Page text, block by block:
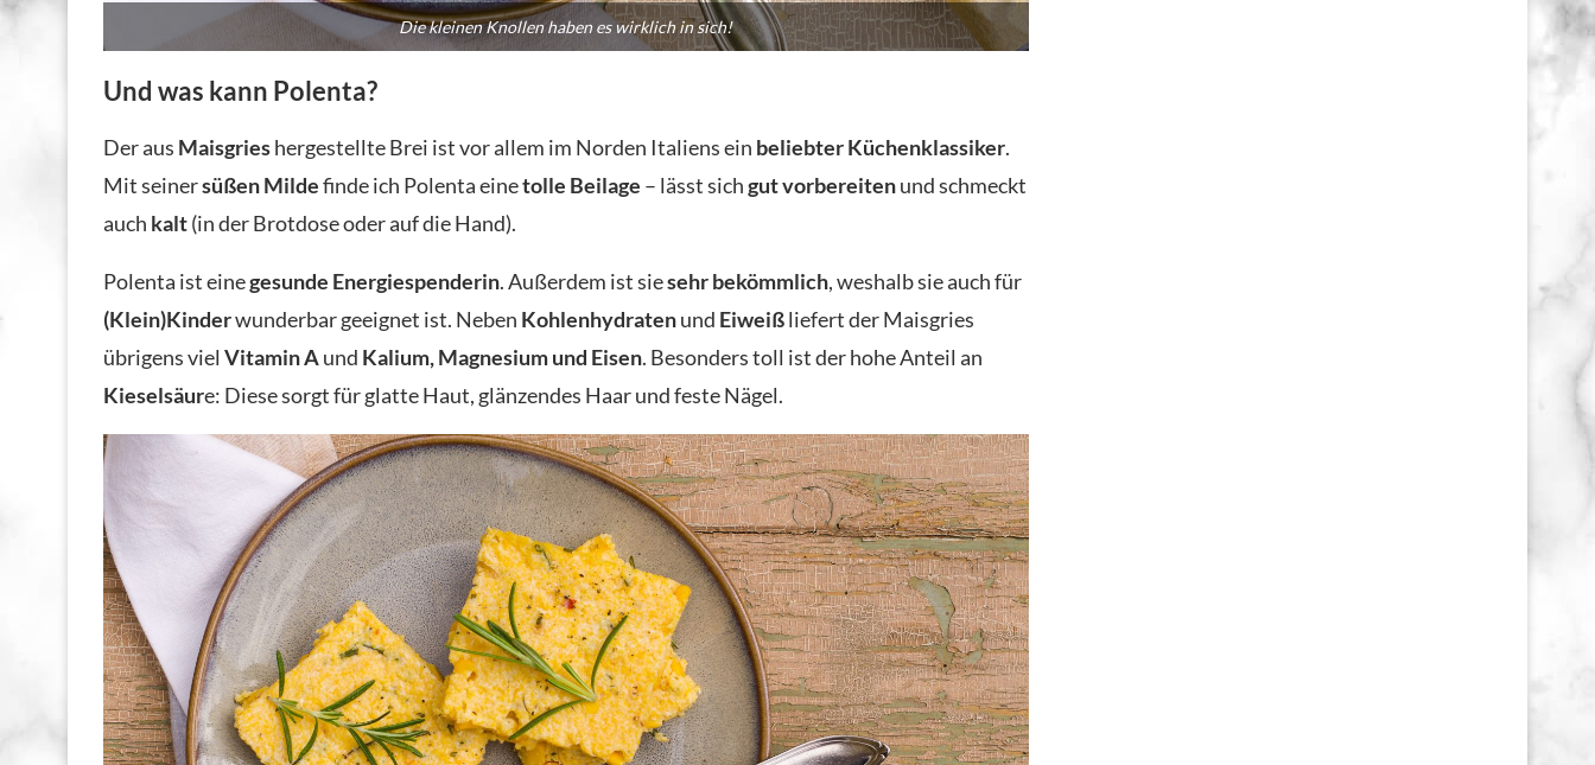
Die kleinen Knollen haben es wirklich in sich!
Und was kann Polenta?
Der aus Maisgrieshergestellte Brei ist vor allem im Norden Italiens ein beliebter Küchenklassiker.
Mit seinersüßen Mildefinde ich Polenta einetolle Beilage – lässt sichgut vorbereitenund schmeckt
auch kalt(in der Brotdose oder auf die Hand).
Polenta ist einegesunde Energiespenderin. Außerdem ist siesehr bekömmlich, weshalb sie auch für
(Klein)Kinderwunderbar geeignet ist. Neben Kohlenhydratenund Eiweißliefert der Maisgries
übrigens viel Vitamin Aund Kalium, Magnesium und Eisen. Besonders toll ist der hohe Anteil an
Kieselsäure: Diese sorgt für glatte Haut, glänzendes Haar und feste Nägel.